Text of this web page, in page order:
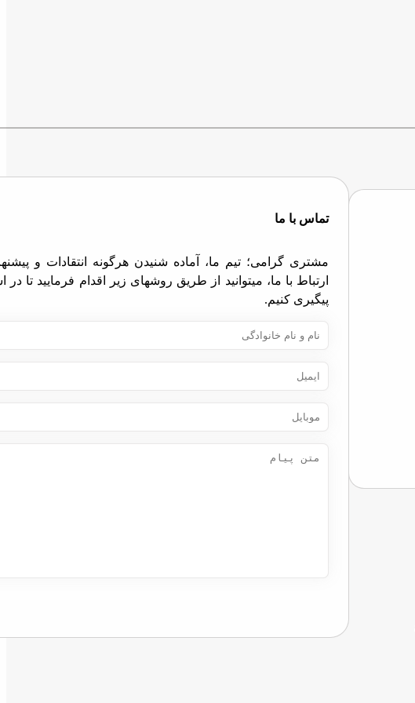
تماس با ما
مشتری گرامی؛ تیم ما، آماده شنیدن هرگونه انتقادات و
ارتباط با ما، میتوانید از طریق روشهای زیر اقدام فرمایید تا
پیگیری کنیم.